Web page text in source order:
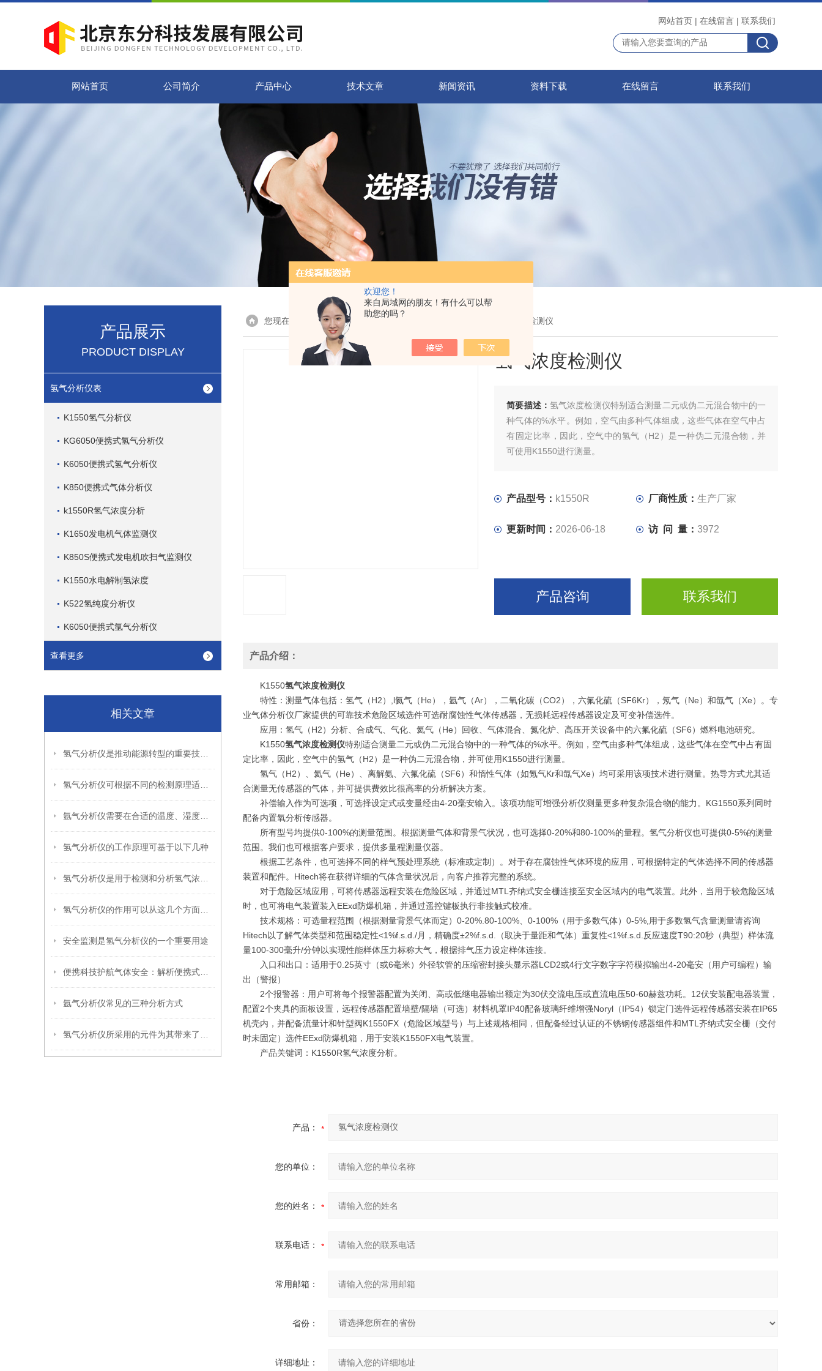
欢迎您！
来自局域网的朋友！有什么可以帮
助您的吗？
网站首页 | 在线留言 | 联系我们
网站首页 公司简介 产品中心 技术文章 新闻资讯 资料下载 在线留言 联系我们
产品展示
PRODUCT DISPLAY
氢气分析仪表
K1550氢气分析仪
KG6050便携式氢气分析仪
K6050便携式氢气分析仪
K850便携式气体分析仪
k1550R氢气浓度分析
K1650发电机气体监测仪
K850S便携式发电机吹扫气监测仪
K1550水电解制氢浓度
K522氢纯度分析仪
K6050便携式氩气分析仪
查看更多
相关文章
氢气分析仪的工作原理可基于以下几种
安全监测是氢气分析仪的一个重要用途
氩气分析仪常见的三种分析方式
您现在的位置：首页> 产品展示 > > > k1550R氢气浓度检测仪
氢气浓度检测仪
简要描述： 氢气浓度检测仪特别适合测量二元或伪二元混合物中的一
种气体的%水平。例如，空气由多种气体组成，这些气体在空气中占
有固定比率，因此，空气中的氢气（H2）是一种伪二元混合物，并
可使用K1550进行测量。
产品型号： k1550R 厂商性质：生产厂家
更新时间： 2026-06-18 访 问 量：3972
产品咨询 联系我们
产品介绍：
K1550氢气浓度检测仪
特性：测量气体包括：氢气（H2）,l氦气（He），氩气（Ar），二氧化碳（CO2），六氟化硫（SF6Kr），氖气（Ne）和氙气（Xe）。专
业气体分析仪厂家提供的可靠技术危险区域选件可选耐腐蚀性气体传感器，无损耗远程传感器设定及可变补偿选件。
应用：氢气（H2）分析、合成气、气化、氦气（He）回收、气体混合、氮化炉、高压开关设备中的六氟化硫（SF6）燃料电池研究。
K1550氢气浓度检测仪特别适合测量二元或伪二元混合物中的一种气体的%水平。例如，空气由多种气体组成，这些气体在空气中占有固
定比率，因此，空气中的氢气（H2）是一种伪二元混合物，并可使用K1550进行测量。
氢气（H2）、氦气（He）、离解氨、六氟化硫（SF6）和惰性气体（如氪气Kr和氙气Xe）均可采用该项技术进行测量。热导方式尤其适
合测量无传感器的气体，并可提供费效比很高率的分析解决方案。
补偿输入作为可选项，可选择设定式或变量经由4-20毫安输入。该项功能可增强分析仪测量更多种复杂混合物的能力。KG1550系列同时
配备内置氧分析传感器。
所有型号均提供0-100%的测量范围。根据测量气体和背景气状况，也可选择0-20%和80-100%的量程。氢气分析仪也可提供0-5%的测量
范围。我们也可根据客户要求，提供多量程测量仪器。
根据工艺条件，也可选择不同的样气预处理系统（标准或定制）。对于存在腐蚀性气体环境的应用，可根据特定的气体选择不同的传感器
装置和配件。Hitech将在获得详细的气体含量状况后，向客户推荐完整的系统。
对于危险区域应用，可将传感器远程安装在危险区域，并通过MTL齐纳式安全栅连接至安全区域内的电气装置。此外，当用于较危险区域
时，也可将电气装置装入EExd防爆机箱，并通过遥控键板执行非接触式校准。
技术规格：可选量程范围（根据测量背景气体而定）0-20%.80-100%、0-100%（用于多数气体）0-5%,用于多数氢气含量测量请咨询
Hitech以了解气体类型和范围稳定性<1%f.s.d./月，精确度±2%f.s.d.（取决于量距和气体）重复性<1%f.s.d.反应速度T90:20秒（典型）样体流
量100-300毫升/分钟以实现性能样体压力标称大气，根据排气压力设定样体连接。
入口和出口：适用于0.25英寸（或6毫米）外径软管的压缩密封接头显示器LCD2或4行文字数字字符模拟输出4-20毫安（用户可编程）输
出（警报）
2个报警器：用户可将每个报警器配置为关闭、高或低继电器输出额定为30伏交流电压或直流电压50-60赫兹功耗。12伏安装配电器装置，
配置2个夹具的面板设置，远程传感器配置墙壁/隔墙（可选）材料机罩IP40配备玻璃纤维增强Noryl（IP54）锁定门选件远程传感器安装在IP65
机壳内，并配备流量计和针型阀K1550FX（危险区域型号）与上述规格相同，但配备经过认证的不锈钢传感器组件和MTL齐纳式安全栅（交付
时未固定）选件EExd防爆机箱，用于安装K1550FX电气装置。
产品关键词：K1550R氢气浓度分析。
产品：
您的单位：
您的姓名：
联系电话：
常用邮箱：
省份：
详细地址：